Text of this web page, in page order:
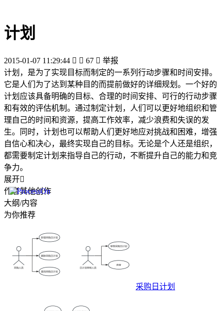
计划
2015-01-07 11:29:44   67  举报
计划，是为了实现目标而制定的一系列行动步骤和时间安排。
它是人们为了达到某种目的而提前做好的详细规划。一个好的
计划应该具备明确的目标、合理的时间安排、可行的行动步骤
和有效的评估机制。通过制定计划，人们可以更好地组织和管
理自己的时间和资源，提高工作效率，减少浪费和失误的发
生。同时，计划也可以帮助人们更好地应对挑战和困难，增强
自信心和决心，最终实现自己的目标。无论是个人还是组织，
都需要制定计划来指导自己的行动，不断提升自己的能力和竞
争力。
展开
作者其他创作
大纲/内容
为你推荐
采购日计划